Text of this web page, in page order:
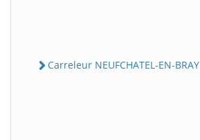
Carreleur NEUFCHATEL-EN-BRAY